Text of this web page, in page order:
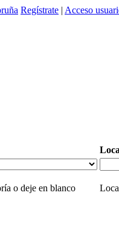
Regístrate | Acceso
o deje en blanco